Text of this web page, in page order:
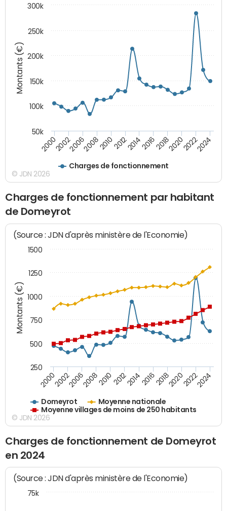
Montants (€)
Charges de fonctionnement
200020022006200820102012201420162018202020222024
50k
100k
150k
200k
250k
300k
© JDN 2026
Charges de fonctionnement par habitant
de Domeyrot
Montants (€)
(Source : JDN d'après ministère de l'Economie)
Domeyrot
Moyenne nationale
Moyenne villages de moins de 250 habitants
200020022006200820102012201420162018202020222024
250
500
750
1000
1250
1500
© JDN 2026
Charges de fonctionnement de Domeyrot
en 2024
(Source : JDN d'après ministère de l'Economie)
75k